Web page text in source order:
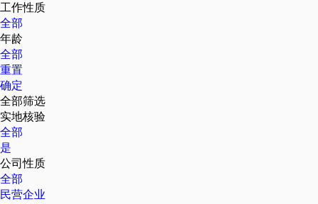
工作性质
全部
年龄
全部
重置
确定
全部筛选
实地核验
全部
是
公司性质
全部
民营企业